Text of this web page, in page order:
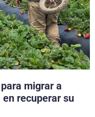
migrar a
en recuperar su